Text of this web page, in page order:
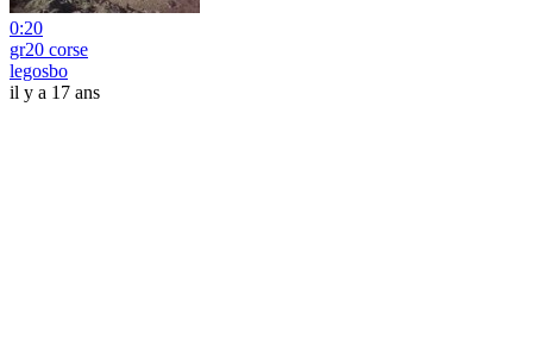
0:20
gr20 corse
legosbo
il y a 17 ans